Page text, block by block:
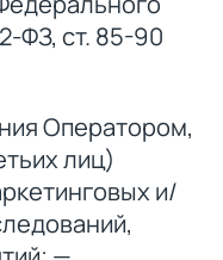
ФЗ, ст. 85-90
Оператором,
лиц)
и/